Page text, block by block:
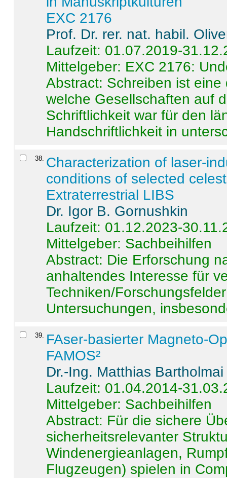
EXC 2176
Prof. Dr. rer. nat. habil.
Laufzeit: 01.07.2019-
Mittelgeber: EXC 2176:
Abstract: Schreiben ist
welche Gesellschaften auf
Schriftlichkeit war für den
Handschriftlichkeit in
38. Characterization of laser-
conditions of selected
Extraterrestrial LIBS
Dr. Igor B. Gornushkin
Laufzeit: 01.12.2023-
Mittelgeber: Sachbeihilfen
Abstract: Die Erforschung
anhaltendes Interesse für
Techniken/
Untersuchungen,
39. FAser-basierter Magneto-
FAMOS²
Dr.-Ing. Matthias Bartholmai
Laufzeit: 01.04.2014-
Mittelgeber: Sachbeihilfen
Abstract: Für die sichere
sicherheitsrelevanter
Windenergieanlagen,
Flugzeugen) spielen in